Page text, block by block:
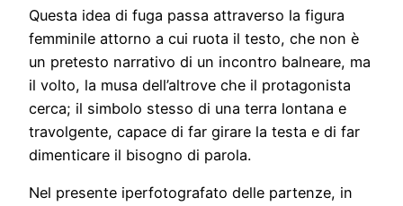
Questa idea di fuga passa attraverso la figura
femminile attorno a cui ruota il testo, che non è
un pretesto narrativo di un incontro balneare, ma
il volto, la musa dell’altrove che il protagonista
cerca; il simbolo stesso di una terra lontana e
travolgente, capace di far girare la testa e di far
dimenticare il bisogno di parola.
Nel presente iperfotografato delle partenze, in